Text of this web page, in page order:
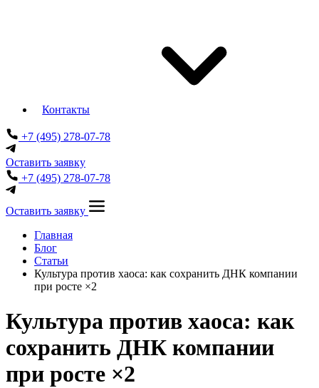
Контакты
+7 (495) 278-07-78
Оставить заявку
+7 (495) 278-07-78
Оставить заявку
Главная
Блог
Статьи
Культура против хаоса: как сохранить ДНК компании
при росте ×2
Культура против хаоса: как
сохранить ДНК компании
при росте ×2